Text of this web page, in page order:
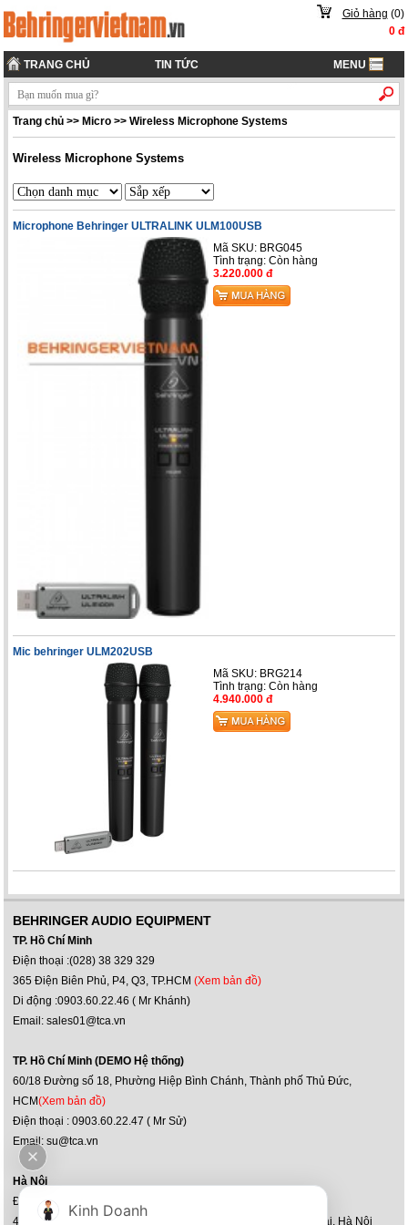
Giỏ hàng (0)
0đ
TRANG CHỦ TIN TỨC MENU
Trang chủ >> Micro >>Wireless Microphone Systems
Wireless Microphone Systems
Microphone Behringer ULTRALINK ULM100USB
Mã SKU: BRG045
Tình trạng: Còn hàng
3.220.000 đ
Mic behringer ULM202USB
Mã SKU: BRG214
Tình trạng: Còn hàng
4.940.000 đ
BEHRINGER AUDIO EQUIPMENT
TP. Hồ Chí Minh
Điện thoại :(028) 38 329 329
365 Điện Biên Phủ, P4, Q3, TP.HCM(Xem bản đồ)
Di động :0903.60.22.46 ( Mr Khánh)
Email: sales01@tca.vn
TP. Hồ Chí Minh (DEMO Hệ thống)
60/18 Đường số 18, Phường Hiệp Bình Chánh, Thành phố Thủ Đức,
HCM(Xem bản đồ)
Điện thoại : 0903.60.22.47 ( Mr Sử)
Email: su@tca.vn
Hà Nội
Điện thoại : (024) 36 36 60 60
47-51, Louis XI, kđt mới Hoàng Văn Thụ, P.Yên Sở, Q.Hoàng Mai, Hà Nội
Kinh Doanh